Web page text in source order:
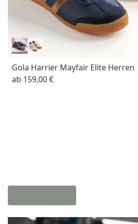
Gola Harrier Mayfair Elite Herren
ab 159,00 €